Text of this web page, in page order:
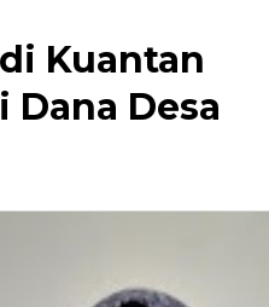
Kuantan
Desa